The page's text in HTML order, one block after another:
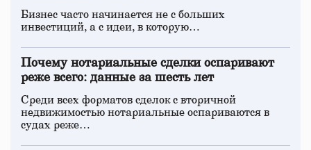
Бизнес часто начинается не с больших
инвестиций, а с идеи, в которую…
Почему нотариальные сделки оспаривают
реже всего: данные за шесть лет
Среди всех форматов сделок с вторичной
недвижимостью нотариальные оспариваются в
судах реже…